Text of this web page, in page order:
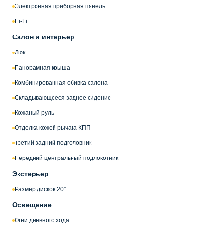
Электронная приборная панель
Hi-Fi
Салон и интерьер
Люк
Панорамная крыша
Комбинированная обивка салона
Складывающееся заднее сидение
Кожаный руль
Отделка кожей рычага КПП
Третий задний подголовник
Передний центральный подлокотник
Экстерьер
Размер дисков 20″
Освещение
Огни дневного хода